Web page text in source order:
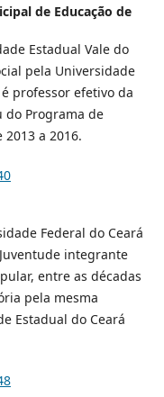
de Educação de
Estadual Vale do
pela Universidade
professor efetivo da
do Programa de
2013 a 2016.
Federal do Ceará
integrante
entre as décadas
pela mesma
Estadual do Ceará